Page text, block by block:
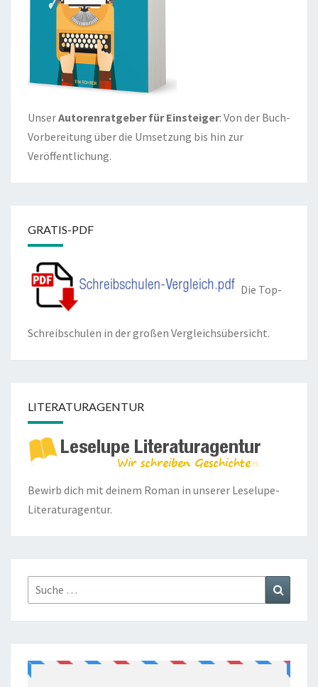
UnserAutorenratgeber für Einsteiger: Von der Buch-
Vorbereitung über die Umsetzung bis hin zur
Veröffentlichung.
GRATIS-PDF
Die Top-
Schreibschulen in der großen Vergleichsübersicht.
LITERATURAGENTUR
Bewirb dich mit deinem Roman in unserer Leselupe-
Literaturagentur.
Suche
nach: